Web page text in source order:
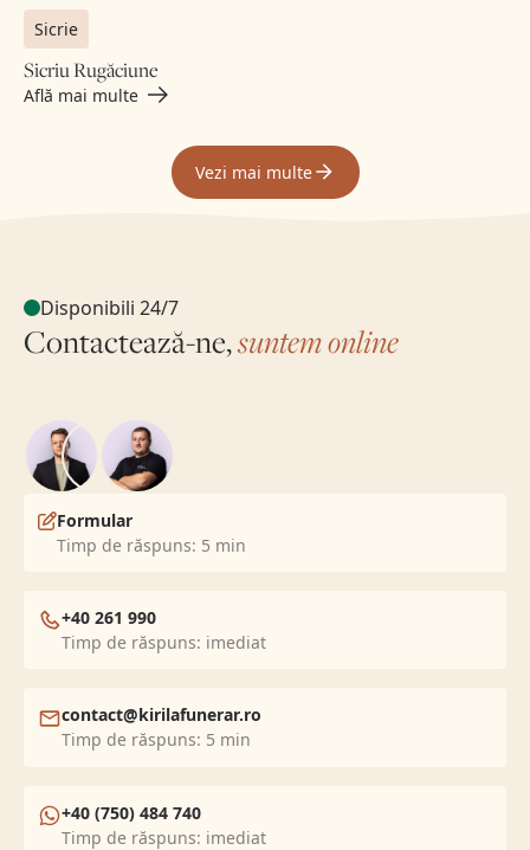
Sicrie
Sicriu Rugăciune
Află mai multe
Vezi mai multe
Disponibili 24/7
Contactează-ne,suntem online
Formular
Timp de răspuns: 5 min
+40 261 990
Timp de răspuns: imediat
contact@kirilafunerar.ro
Timp de răspuns: 5 min
+40 (750) 484 740
Timp de răspuns: imediat